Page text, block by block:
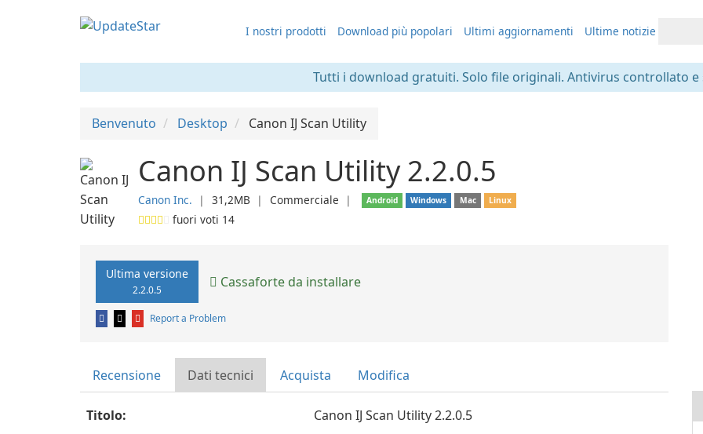
I nostri prodotti Download più popolari Ultimi aggiornamenti Ultime notizie
Tutti i download gratuiti. Solo file originali. Antivirus controllato e
Benvenuto Desktop Canon IJ Scan Utility
Canon IJ Scan Utility 2.2.0.5
Canon Inc. ❘ 31,2MB ❘ Commerciale ❘ Android Windows Mac Linux
fuori voti 14
Ultima versione
2.2.0.5 Cassaforte da installare
Report a Problem
Recensione Dati tecnici Acquista Modifica
Titolo:
Canon IJ Scan Utility 2.2.0.5